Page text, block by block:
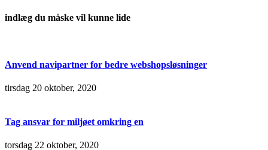
indlæg du måske vil kunne lide
Anvend navipartner for bedre webshopsløsninger
tirsdag 20 oktober, 2020
Tag ansvar for miljøet omkring en
torsdag 22 oktober, 2020